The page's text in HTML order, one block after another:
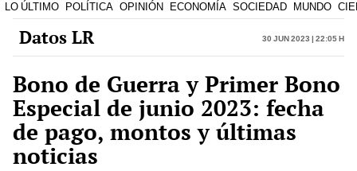
LO ÚLTIMO POLÍTICA OPINIÓN ECONOMÍA SOCIEDAD MUNDO
Datos LR 30 Jun 2023 | 22:05 h
Bono de Guerra y Primer Bono
Especial de junio 2023: fecha
de pago, montos y últimas
noticias